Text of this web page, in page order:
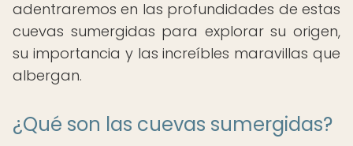
adentraremos en las profundidades de estas
cuevas sumergidas para explorar su origen,
su importancia y las increíbles maravillas que
albergan.
¿Qué son las cuevas sumergidas?